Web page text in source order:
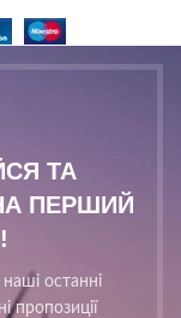
ТА
ПЕРШИЙ
останні
пропозиції